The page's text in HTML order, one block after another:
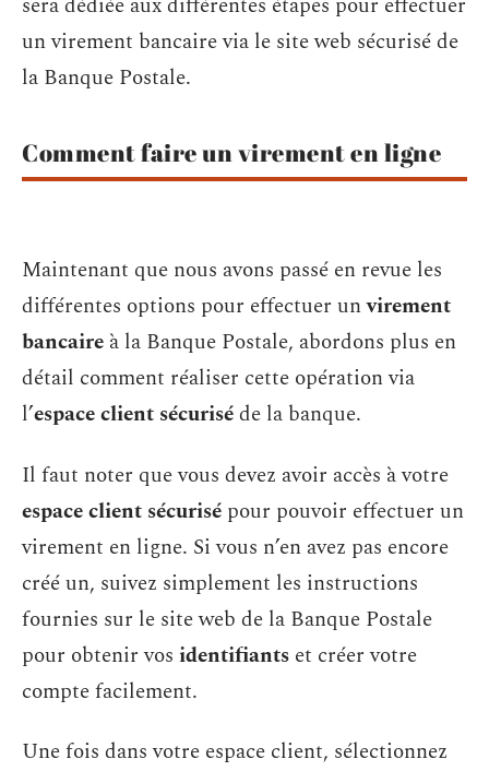
un virement bancaire via le site web sécurisé de
la Banque Postale.
Comment faire un virement en ligne
Maintenant que nous avons passé en revue les
différentes options pour effectuer unvirement
bancaire à la Banque Postale, abordons plus en
détail comment réaliser cette opération via
l’espace client sécuriséde la banque.
Il faut noter que vous devez avoir accès à votre
espace client sécurisé pour pouvoir effectuer un
virement en ligne. Si vous n’en avez pas encore
créé un, suivez simplement les instructions
fournies sur le site web de la Banque Postale
pour obtenir vos identifiants et créer votre
compte facilement.
Une fois dans votre espace client, sélectionnez